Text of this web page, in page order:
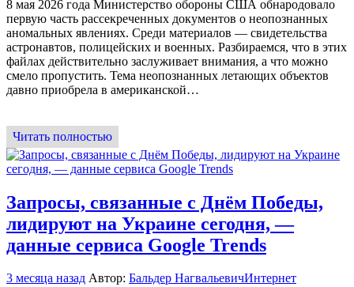
8 мая 2026 года Министерство обороны США обнародовало
первую часть рассекреченных документов о неопознанных
аномальных явлениях. Среди материалов — свидетельства
астронавтов, полицейских и военных. Разбираемся, что в этих
файлах действительно заслуживает внимания, а что можно
смело пропустить. Тема неопознанных летающих объектов
давно приобрела в американской…
Читать полностью
Запросы, связанные с Днём Победы,
лидируют на Украине сегодня, —
данные сервиса Google Trends
3 месяца назад Автор: Бальдер НагвальевичИнтернет